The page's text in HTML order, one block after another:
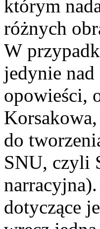
którym
różnych
W
jedynie nad
opowieści,
do
SNU, czyli
dotyczące